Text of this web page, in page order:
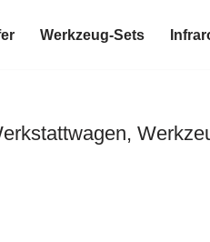
Werkzeug-Sets